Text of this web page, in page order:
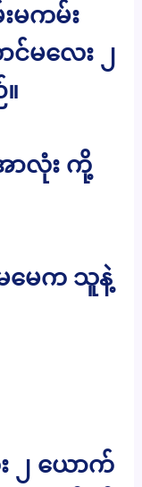
မကမ်း
င်မလေး ၂
ာလုံး ကို့
ေမေက သူနဲ့
၂ ယောက်